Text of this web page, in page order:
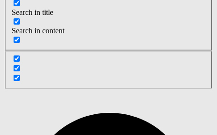
Search in title
Search in content